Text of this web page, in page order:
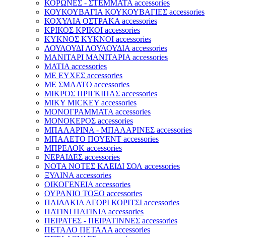
ΚΟΡΩΝΕΣ - ΣΤΕΜΜΑΤΑ accessories
ΚΟΥΚΟΥΒΑΓΙΑ ΚΟΥΚΟΥΒΑΓΙΕΣ accessories
ΚΟΧΥΛΙΑ ΟΣΤΡΑΚΑ accessories
ΚΡΙΚΟΣ ΚΡΙΚΟΙ accessories
ΚΥΚΝΟΣ ΚΥΚΝΟΙ accessories
ΛΟΥΛΟΥΔΙ ΛΟΥΛΟΥΔΙΑ accessories
ΜΑΝΙΤΑΡΙ ΜΑΝΙΤΑΡΙΑ accessories
ΜΑΤΙΑ accessories
ΜΕ ΕΥΧΕΣ accessories
ΜΕ ΣΜΑΛΤΟ accessories
ΜΙΚΡΟΣ ΠΡΙΓΚΙΠΑΣ accessories
ΜΙΚΥ MICKEY accessories
ΜΟΝΟΓΡΑΜΜΑΤΑ accessories
ΜΟΝΟΚΕΡΟΣ accessories
ΜΠΑΛΑΡΙΝΑ - ΜΠΑΛΑΡΙΝΕΣ accessories
ΜΠΑΛΕΤΟ ΠΟΥΕΝΤ accessories
ΜΠΡΕΛΟΚ accessories
ΝΕΡΑΙΔΕΣ accessories
ΝΟΤΑ ΝΟΤΕΣ ΚΛΕΙΔΙ ΣΟΛ accessories
ΞΥΛΙΝΑ accessories
ΟΙΚΟΓΕΝΕΙΑ accessories
ΟΥΡΑΝΙΟ ΤΟΞΟ accessories
ΠΑΙΔΑΚΙΑ ΑΓΟΡΙ ΚΟΡΙΤΣΙ accessories
ΠΑΤΙΝΙ ΠΑΤΙΝΙΑ accessories
ΠΕΙΡΑΤΕΣ - ΠΕΙΡΑΤΙΝΝΕΣ accessories
ΠΕΤΑΛΟ ΠΕΤΑΛΑ accessories